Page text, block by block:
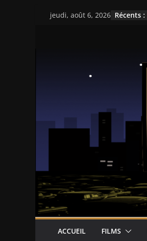
Passerjeudi, août 6, 2026 Récents :
ACCUEIL FILMS